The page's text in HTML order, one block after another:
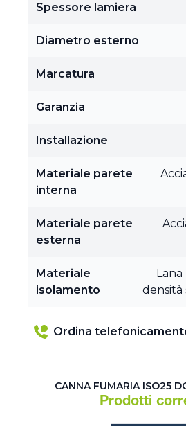
Spessore lamiera
Diametro esterno
Marcatura
Garanzia
Installazione
Materiale parete
interna
Materiale parete
esterna
Materiale
isolamento
densità
Ordina
CANNA FUMARIA ISO25
Prodotti